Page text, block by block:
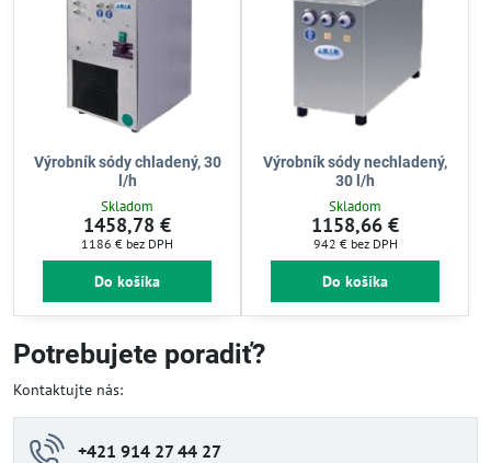
Výrobník sódy chladený, 30
l/h
Skladom
1458,78 €
1186 € bez DPH
Do košíka
Výrobník sódy nechladený,
30 l/h
Skladom
1158,66 €
942 € bez DPH
Do košíka
Potrebujete poradiť?
Kontaktujte nás:
+421 914 27 44 27